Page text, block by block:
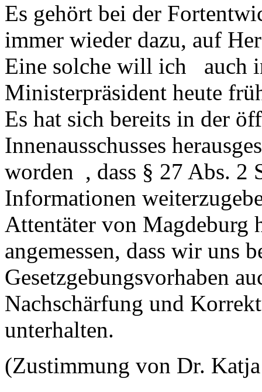
Es gehört bei der
immer wieder dazu, auf
Eine solche will ich auch
Ministerpräsident heute
Es hat sich bereits in der
Innenausschusses
worden , dass § 27 Abs. 2
Informationen
Attentäter von Magdeburg
angemessen, dass wir uns
Gesetzgebungsvorhaben
Nachschärfung und
unterhalten.
(Zustimmung von Dr.